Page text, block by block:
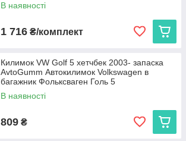
В наявності
1 716 ₴/комплект
Килимок VW Golf 5 хетчбек 2003- запаска
AvtoGumm Автокилимок Volkswagen в
багажник Фольксваген Голь 5
В наявності
809 ₴